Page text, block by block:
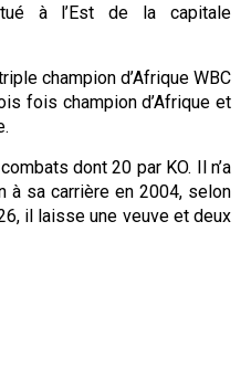
à l’Est de la capitale
champion d’Afrique WBC
fois champion d’Afrique et
dont 20 par KO. Il n’a
sa carrière en 2004, selon
il laisse une veuve et deux